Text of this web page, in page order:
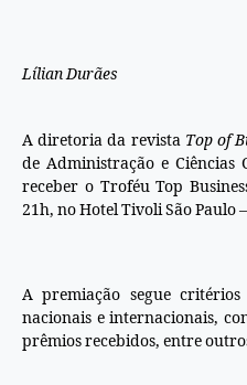
Lílian Durães
A diretoria da revista Top of
de Administração e Ciências
receber o Troféu Top
21h, no Hotel Tivoli São Paulo
A premiação segue
nacionais e internacionais,
prêmios recebidos, entre